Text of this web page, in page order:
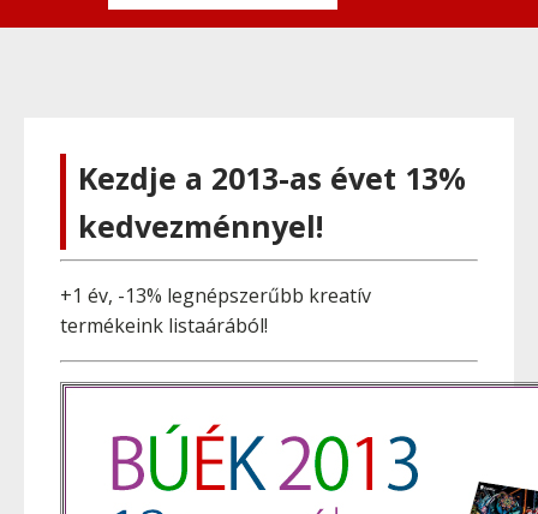
Kezdje a 2013-as évet 13%
kedvezménnyel!
+1 év, -13% legnépszerűbb kreatív
termékeink listaárából!